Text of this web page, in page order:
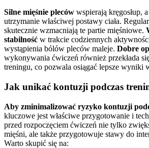
Silne mięśnie pleców wspierają kręgosłup,
utrzymanie właściwej postawy ciała.
skutecznie wzmacniają te partie mięśniowe.
stabilność w trakcie codziennych
wystąpienia bólów pleców maleje. Dobre
wykonywania ćwiczeń również przekłada
treningu, co pozwala osiągać lepsze wyniki
Jak unikać kontuzji podczas
Aby zminimalizować ryzyko kontuzji
kluczowe jest właściwe przygotowanie i
przed rozpoczęciem ćwiczeń nie tylko
mięśni, ale także przygotowuje stawy do
Warto skupić się na: